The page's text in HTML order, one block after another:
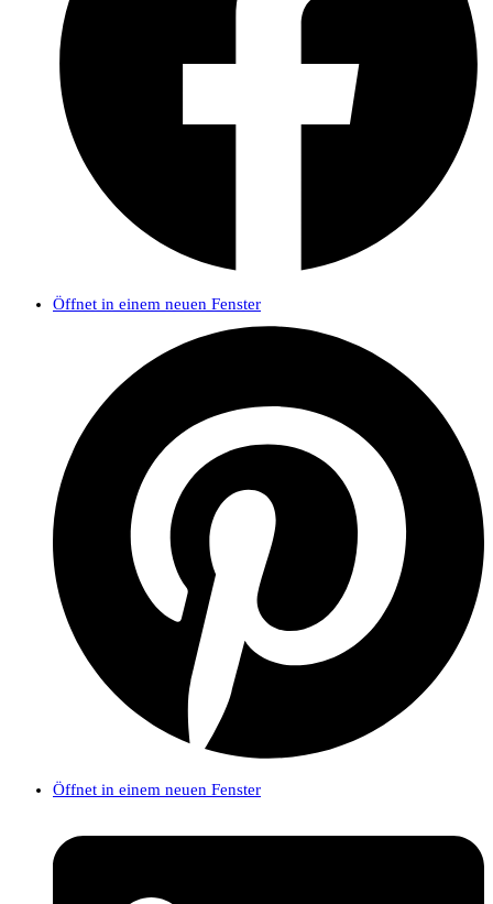
Öffnet in einem neuen Fenster
Öffnet in einem neuen Fenster